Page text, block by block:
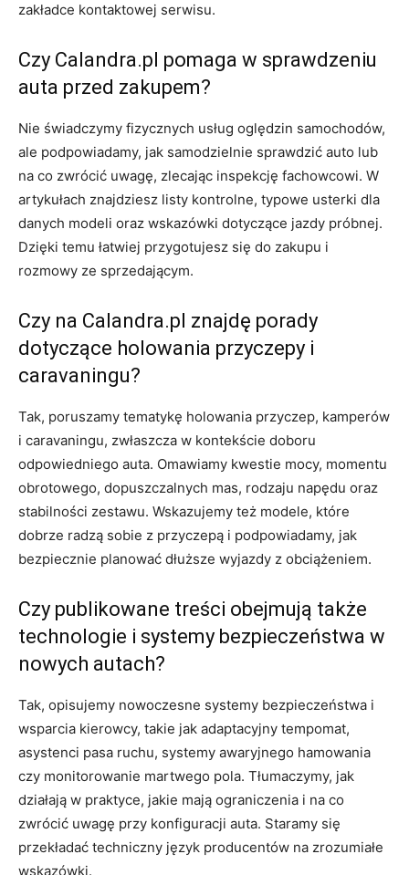
zakładce kontaktowej serwisu.
Czy Calandra.pl pomaga w sprawdzeniu
auta przed zakupem?
Nie świadczymy fizycznych usług oględzin samochodów,
ale podpowiadamy, jak samodzielnie sprawdzić auto lub
na co zwrócić uwagę, zlecając inspekcję fachowcowi. W
artykułach znajdziesz listy kontrolne, typowe usterki dla
danych modeli oraz wskazówki dotyczące jazdy próbnej.
Dzięki temu łatwiej przygotujesz się do zakupu i
rozmowy ze sprzedającym.
Czy na Calandra.pl znajdę porady
dotyczące holowania przyczepy i
caravaningu?
Tak, poruszamy tematykę holowania przyczep, kamperów
i caravaningu, zwłaszcza w kontekście doboru
odpowiedniego auta. Omawiamy kwestie mocy, momentu
obrotowego, dopuszczalnych mas, rodzaju napędu oraz
stabilności zestawu. Wskazujemy też modele, które
dobrze radzą sobie z przyczepą i podpowiadamy, jak
bezpiecznie planować dłuższe wyjazdy z obciążeniem.
Czy publikowane treści obejmują także
technologie i systemy bezpieczeństwa w
nowych autach?
Tak, opisujemy nowoczesne systemy bezpieczeństwa i
wsparcia kierowcy, takie jak adaptacyjny tempomat,
asystenci pasa ruchu, systemy awaryjnego hamowania
czy monitorowanie martwego pola. Tłumaczymy, jak
działają w praktyce, jakie mają ograniczenia i na co
zwrócić uwagę przy konfiguracji auta. Staramy się
przekładać techniczny język producentów na zrozumiałe
wskazówki.